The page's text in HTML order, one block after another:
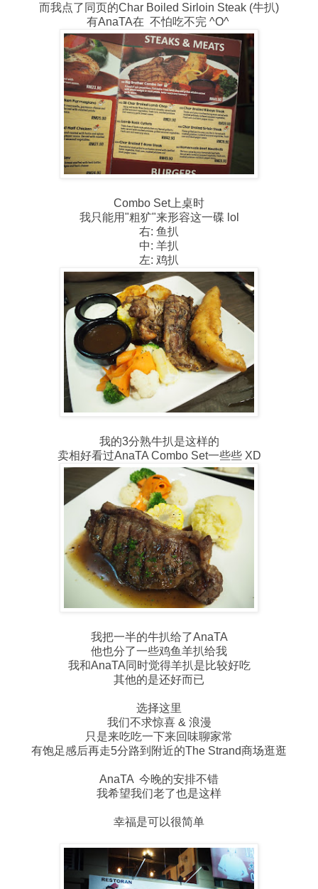
而我点了同页的Char Boiled Sirloin Steak (牛扒)
有AnaTA在 不怕吃不完 ^O^
Combo Set上桌时
我只能用"粗犷"来形容这一碟 lol
右: 鱼扒
中: 羊扒
左: 鸡扒
我的3分熟牛扒是这样的
卖相好看过AnaTA Combo Set一些些 XD
我把一半的牛扒给了AnaTA
他也分了一些鸡鱼羊扒给我
我和AnaTA同时觉得羊扒是比较好吃
其他的是还好而已
选择这里
我们不求惊喜 & 浪漫
只是来吃吃一下来回味聊家常
有饱足感后再走5分路到附近的The Strand商场逛逛
AnaTA 今晚的安排不错
我希望我们老了也是这样
幸福是可以很简单